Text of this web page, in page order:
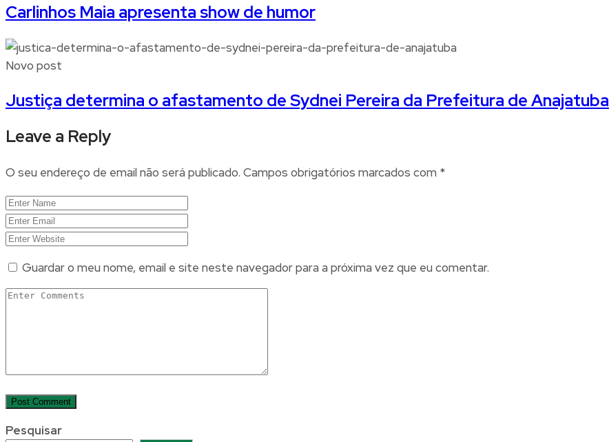
Carlinhos Maia apresenta show de humor
Novo post
Justiça determina o afastamento de Sydnei Pereira da Prefeitura de Anajatuba
Leave a Reply
O seu endereço de email não será publicado. Campos obrigatórios marcados com *
Guardar o meu nome, email e site neste navegador para a próxima vez que eu comentar.
Pesquisar